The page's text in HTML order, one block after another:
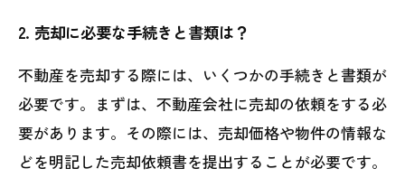
2. 売却に必要な手続きと書類は？
不動産を売却する際には、いくつかの手続きと書類が
必要です。まずは、不動産会社に売却の依頼をする必
要があります。その際には、売却価格や物件の情報な
どを明記した売却依頼書を提出することが必要です。